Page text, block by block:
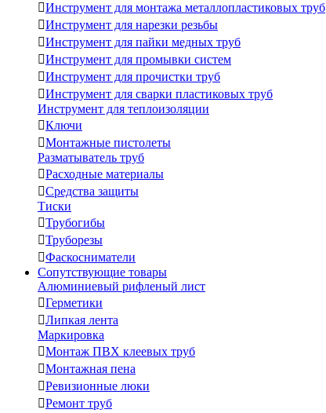
Инструмент для монтажа металлопластиковых труб
Инструмент для нарезки резьбы
Инструмент для пайки медных труб
Инструмент для промывки систем
Инструмент для прочистки труб
Инструмент для сварки пластиковых труб
Инструмент для теплоизоляции
Ключи
Монтажные пистолеты
Разматыватель труб
Расходные материалы
Средства защиты
Тиски
Трубогибы
Труборезы
Фаскосниматели
Сопутствующие товары
Алюминиевый рифленый лист
Герметики
Липкая лента
Маркировка
Монтаж ПВХ клеевых труб
Монтажная пена
Ревизионные люки
Ремонт труб